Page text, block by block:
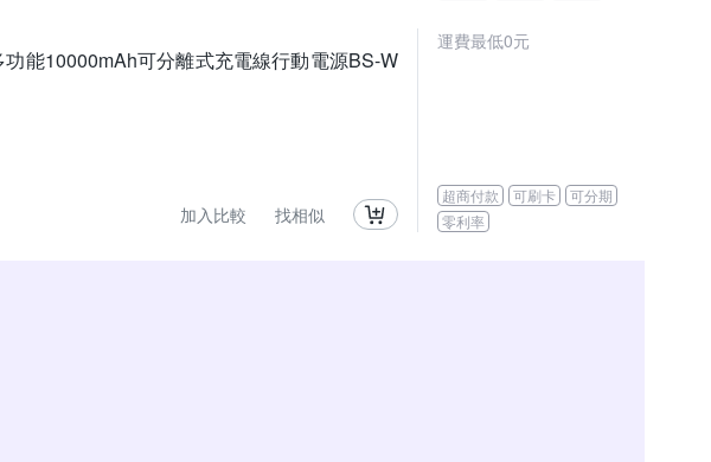
能10000mAh可分離式充電線行動電源BS-W
加入比較 找相似
運費最低0元
超商付款 可刷卡
可分期
零利率